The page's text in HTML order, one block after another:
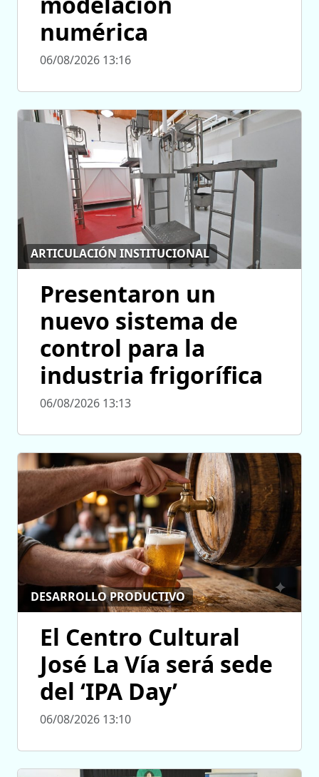
numérica
06/08/2026 13:16
ARTICULACIÓN INSTITUCIONAL
Presentaron un
nuevo sistema de
control para la
industria frigorífica
06/08/2026 13:13
DESARROLLO PRODUCTIVO
El Centro Cultural
José La Vía será sede
del ‘IPA Day’
06/08/2026 13:10